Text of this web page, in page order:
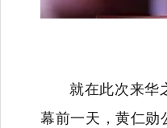
就在此次来华
幕前一天，黄仁勋